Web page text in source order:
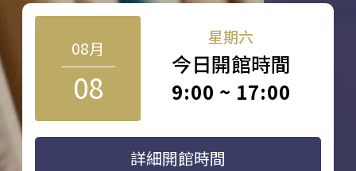
08月
08
星期六
今日開館時間
9:00 ~ 17:00
詳細開館時間